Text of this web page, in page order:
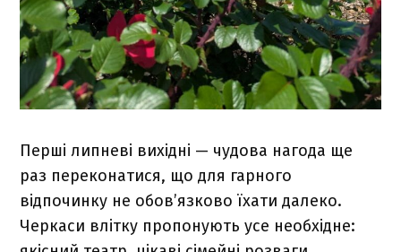
Перші липневі вихідні — чудова нагода ще
раз переконатися, що для гарного
відпочинку не обов’язково їхати далеко.
Черкаси влітку пропонують усе необхідне: